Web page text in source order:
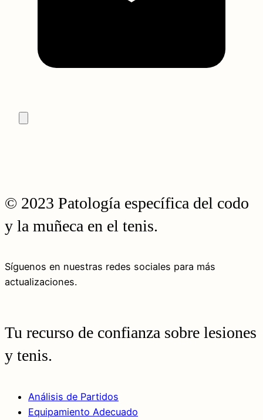
© 2023 Patología específica del codo
y la muñeca en el tenis.
Síguenos en nuestras redes sociales para más
actualizaciones.
Tu recurso de confianza sobre lesiones
y tenis.
Análisis de Partidos
Equipamiento Adecuado